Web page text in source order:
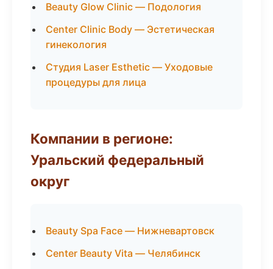
Beauty Glow Clinic — Подология
Center Clinic Body — Эстетическая
гинекология
Студия Laser Esthetic — Уходовые
процедуры для лица
Компании в регионе:
Уральский федеральный
округ
Beauty Spa Face — Нижневартовск
Center Beauty Vita — Челябинск